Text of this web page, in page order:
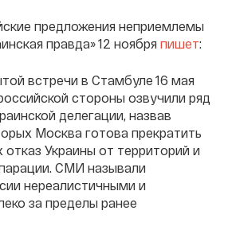
предложения неприемлемы
правда» 12 ноября пишет:
встречи в Стамбуле 16 мая
стороны озвучили ряд
делегации, назвав
Москва готова прекратить
отказ Украины от территорий и
СМИ называли
нереалистичными и
за пределы ранее